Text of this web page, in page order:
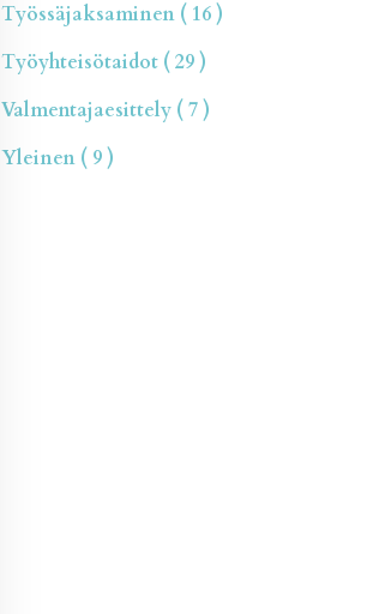
Työssäjaksaminen ( 16 )
Työyhteisötaidot ( 29 )
Valmentajaesittely ( 7 )
Yleinen ( 9 )